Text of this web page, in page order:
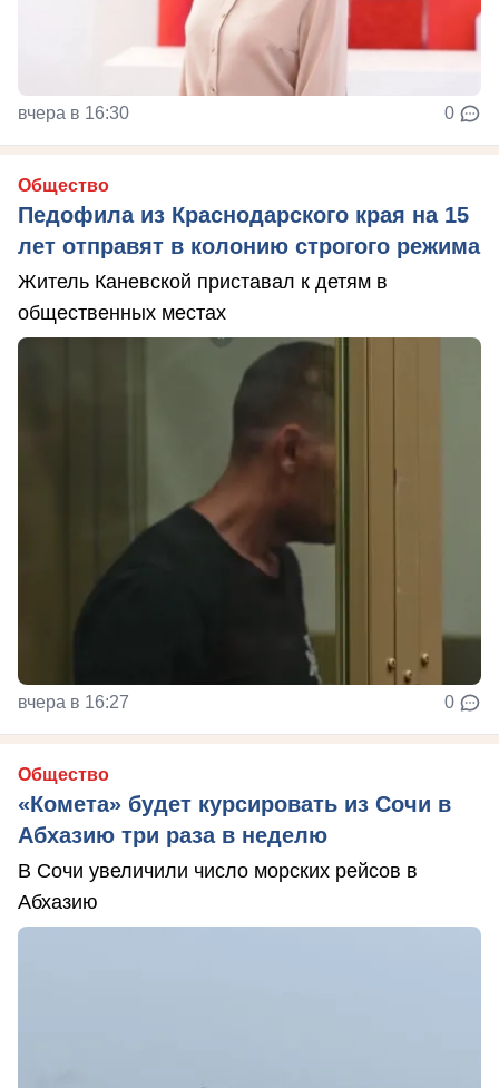
вчера в 16:30 0
Общество
Педофила из Краснодарского края на 15
лет отправят в колонию строгого режима
Житель Каневской приставал к детям в
общественных местах
вчера в 16:27 0
Общество
«Комета» будет курсировать из Сочи в
Абхазию три раза в неделю
В Сочи увеличили число морских рейсов в
Абхазию